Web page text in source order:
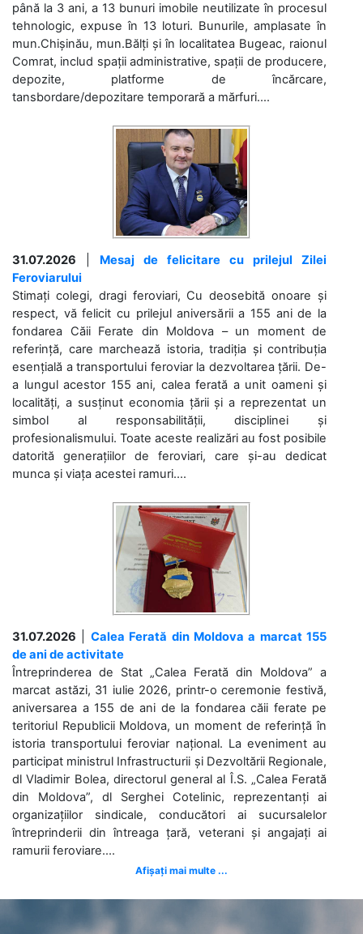
până la 3 ani, a 13 bunuri imobile neutilizate în procesul
tehnologic, expuse în 13 loturi. Bunurile, amplasate în
mun.Chișinău, mun.Bălți și în localitatea Bugeac, raionul
Comrat, includ spații administrative, spații de producere,
depozite, platforme de încărcare,
tansbordare/depozitare temporară a mărfuri....
31.07.2026
Mesaj de felicitare cu prilejul Zilei
Feroviarului
Stimați colegi, dragi feroviari, Cu deosebită onoare și
respect, vă felicit cu prilejul aniversării a 155 ani de la
fondarea Căii Ferate din Moldova – un moment de
referință, care marchează istoria, tradiția și contribuția
esențială a transportului feroviar la dezvoltarea țării. De-
a lungul acestor 155 ani, calea ferată a unit oameni și
localități, a susținut economia țării și a reprezentat un
simbol al responsabilității, disciplinei și
profesionalismului. Toate aceste realizări au fost posibile
datorită generațiilor de feroviari, care și-au dedicat
munca și viața acestei ramuri....
31.07.2026
Calea Ferată din Moldova a marcat 155
de ani de activitate
Întreprinderea de Stat „Calea Ferată din Moldova” a
marcat astăzi, 31 iulie 2026, printr-o ceremonie festivă,
aniversarea a 155 de ani de la fondarea căii ferate pe
teritoriul Republicii Moldova, un moment de referință în
istoria transportului feroviar național. La eveniment au
participat ministrul Infrastructurii și Dezvoltării Regionale,
dl Vladimir Bolea, directorul general al Î.S. „Calea Ferată
din Moldova”, dl Serghei Cotelinic, reprezentanți ai
organizațiilor sindicale, conducători ai sucursalelor
întreprinderii din întreaga țară, veterani și angajați ai
ramurii feroviare....
Afișați mai multe ...